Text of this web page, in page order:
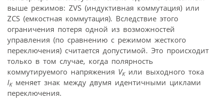
выше режимов: ZVS (индуктивная коммутация) или
ZCS (емкостная коммутация). Вследствие этого
ограничения потеря одной из возможностей
управления (по сравнению с режимом жесткого
переключения) считается допустимой. Это происходит
только в том случае, когда полярность
коммутируемого напряжения VKили выходного тока
IKменяет знак между двумя идентичными циклами
переключения.